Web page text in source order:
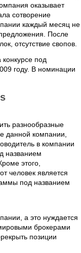
оказывает
сотворение
каждый месяц не
После
отсутствие свопов.
под
году. В номинации
разнообразные
данной компании,
в компании
названием
этого,
человек является
под названием
а это нуждается
брокерами
позиции